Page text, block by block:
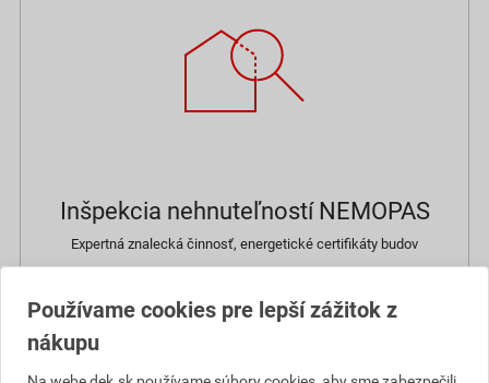
Inšpekcia nehnuteľností NEMOPAS
Expertná znalecká činnosť, energetické certifikáty budov
Používame cookies pre lepší zážitok z
nákupu